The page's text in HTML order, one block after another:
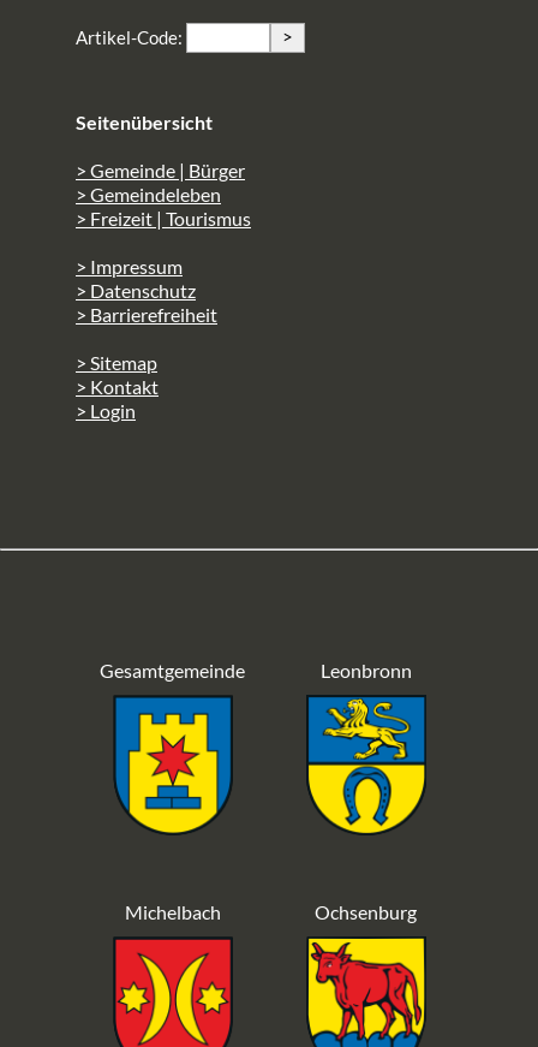
Artikel-Code: >
Seitenübersicht
> Gemeinde | Bürger
> Gemeindeleben
> Freizeit | Tourismus
> Impressum
> Datenschutz
> Barrierefreiheit
> Sitemap
> Kontakt
> Login
Gesamtgemeinde Leonbronn
Michelbach Ochsenburg